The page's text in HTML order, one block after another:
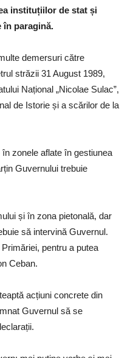
instituțiilor de stat și
în paragină.
demersuri către
străzii 31 August 1989,
Național „Nicolae Sulac”,
de Istorie și a scărilor de la
zonele aflate în gestiunea
Guvernului trebuie
și în zona pietonală, dar
să intervină Guvernul.
pentru a putea
Ceban.
acțiuni concrete din
Guvernul să se